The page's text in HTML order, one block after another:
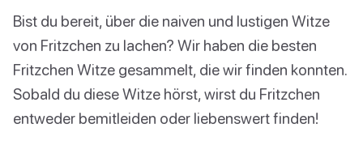
Bist du bereit, über die naiven und lustigen Witze
von Fritzchen zu lachen? Wir haben die besten
Fritzchen Witze gesammelt, die wir finden konnten.
Sobald du diese Witze hörst, wirst du Fritzchen
entweder bemitleiden oder liebenswert finden!